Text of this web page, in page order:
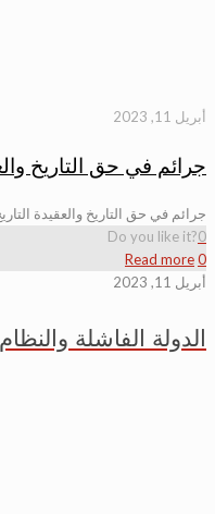
أبريل 11, 2023
جرائم في حق التاريخ
جرائم في حق التاريخ والعقيدة
Do you like it?0
0
Read more
أبريل 11, 2023
الدولة الفاشلة